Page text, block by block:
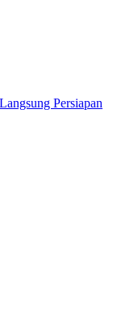
Persiapan